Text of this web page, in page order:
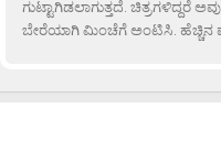
ಗುಟ್ಟಾಗಿಡಲಾಗುತ್ತದೆ. ಚಿತ್ರಗಳಿದ್ದರೆ
ಬೇರೆಯಾಗಿ ಮಿಂಚೆಗೆ ಅಂಟಿಸಿ. ಹೆಚ್ಚಿನ